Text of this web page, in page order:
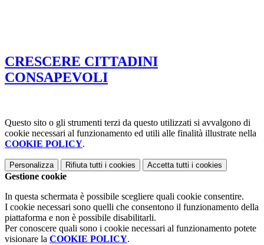
CRESCERE CITTADINI
CONSAPEVOLI
Questo sito o gli strumenti terzi da questo utilizzati si avvalgono di
cookie necessari al funzionamento ed utili alle finalità illustrate nella
COOKIE POLICY.
Personalizza Rifiuta tutti i cookies Accetta tutti i cookies
Gestione cookie
In questa schermata è possibile scegliere quali cookie consentire.
I cookie necessari sono quelli che consentono il funzionamento della
piattaforma e non è possibile disabilitarli.
Per conoscere quali sono i cookie necessari al funzionamento potete
visionare la COOKIE POLICY.